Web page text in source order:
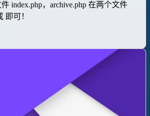
index.php，archive.php 在两个文件
即可！